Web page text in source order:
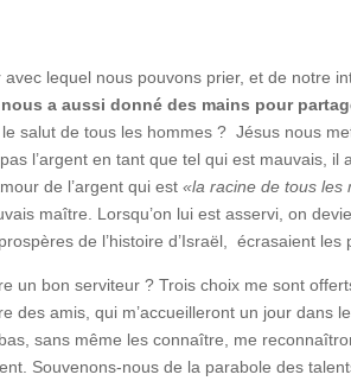
lequel nous pouvons prier, et de notre
a aussi donné des mains pour
salut de tous les hommes ? Jésus nous
pas l’argent en tant que tel qui est mauvais,
de l’argent qui est«la racine de tous les
maître. Lorsqu’on lui est asservi, on
de l’histoire d’Israël, écrasaient
un bon serviteur ? Trois choix me sont
des amis, qui m’accueilleront un jour dans
sans même les connaître, me
Souvenons-nous de la parabole des